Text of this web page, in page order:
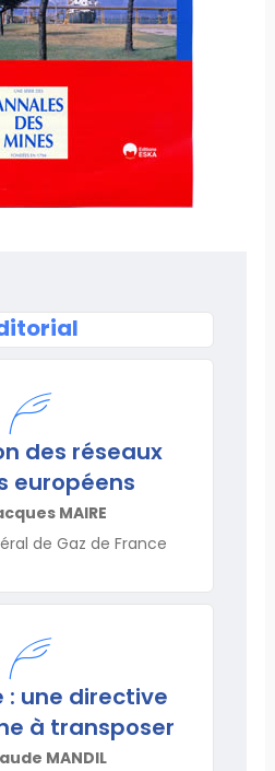
des réseaux
européens
MAIRE
de Gaz de France
: une directive
à transposer
MANDIL